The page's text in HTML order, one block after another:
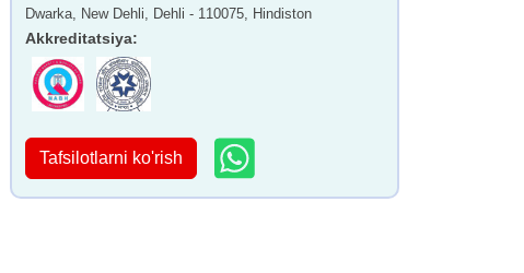
Dwarka, New Dehli, Dehli - 110075, Hindiston
Akkreditatsiya:
Tafsilotlarni ko'rish